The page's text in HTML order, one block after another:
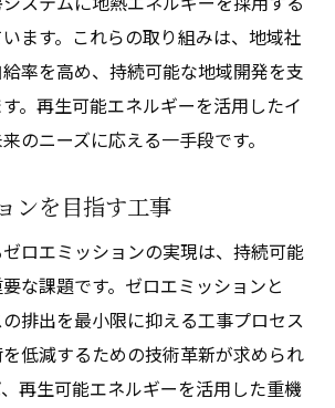
ます。これらの取り組みは、地域社
率を高め、持続可能な地域開発を支
。再生可能エネルギーを活用したイ
のニーズに応える一手段です。
ンを目指す工事
ロエミッションの実現は、持続可能
な課題です。ゼロエミッションと
排出を最小限に抑える工事プロセス
低減するための技術革新が求められ
再生可能エネルギーを活用した重機